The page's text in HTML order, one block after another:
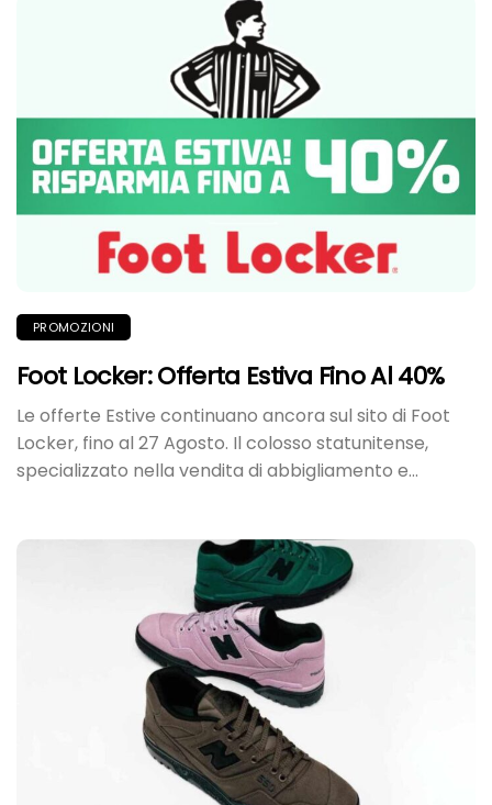
PROMOZIONI
Foot Locker: Offerta Estiva Fino Al 40%
Le offerte Estive continuano ancora sul sito di Foot
Locker, fino al 27 Agosto. Il colosso statunitense,
specializzato nella vendita di abbigliamento e...